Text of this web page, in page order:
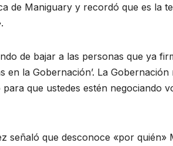
de Maniguary y recordó que es la
de bajar a las personas que ya
en la Gobernación’. La
que ustedes estén negociando
señaló que desconoce «por quién»